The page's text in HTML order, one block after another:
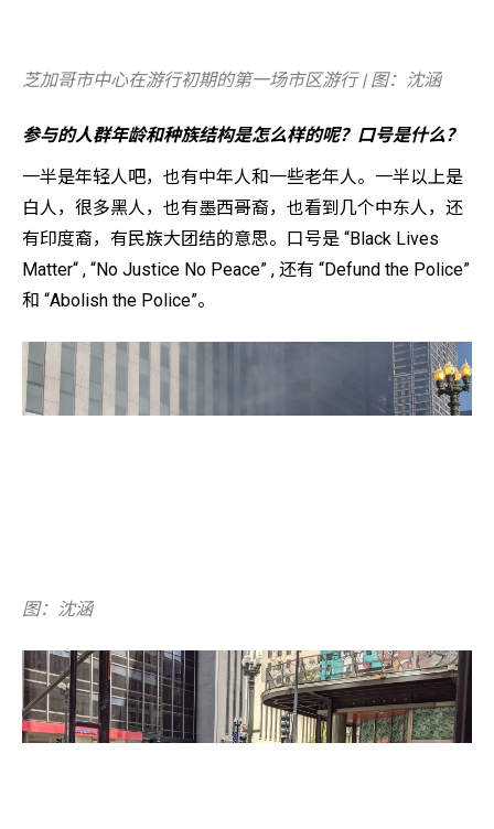
芝加哥市中心在游行初期的第一场市区游行 | 图：沈涵
参与的人群年龄和种族结构是怎么样的呢？口号是什么？
一半是年轻人吧，也有中年人和一些老年人。一半以上是
白人，很多黑人，也有墨西哥裔，也看到几个中东人，还
有印度裔，有民族大团结的意思。口号是 “Black Lives
Matter“ , “No Justice No Peace” , 还有 “Defund the Police”
和 “Abolish the Police”。
图：沈涵